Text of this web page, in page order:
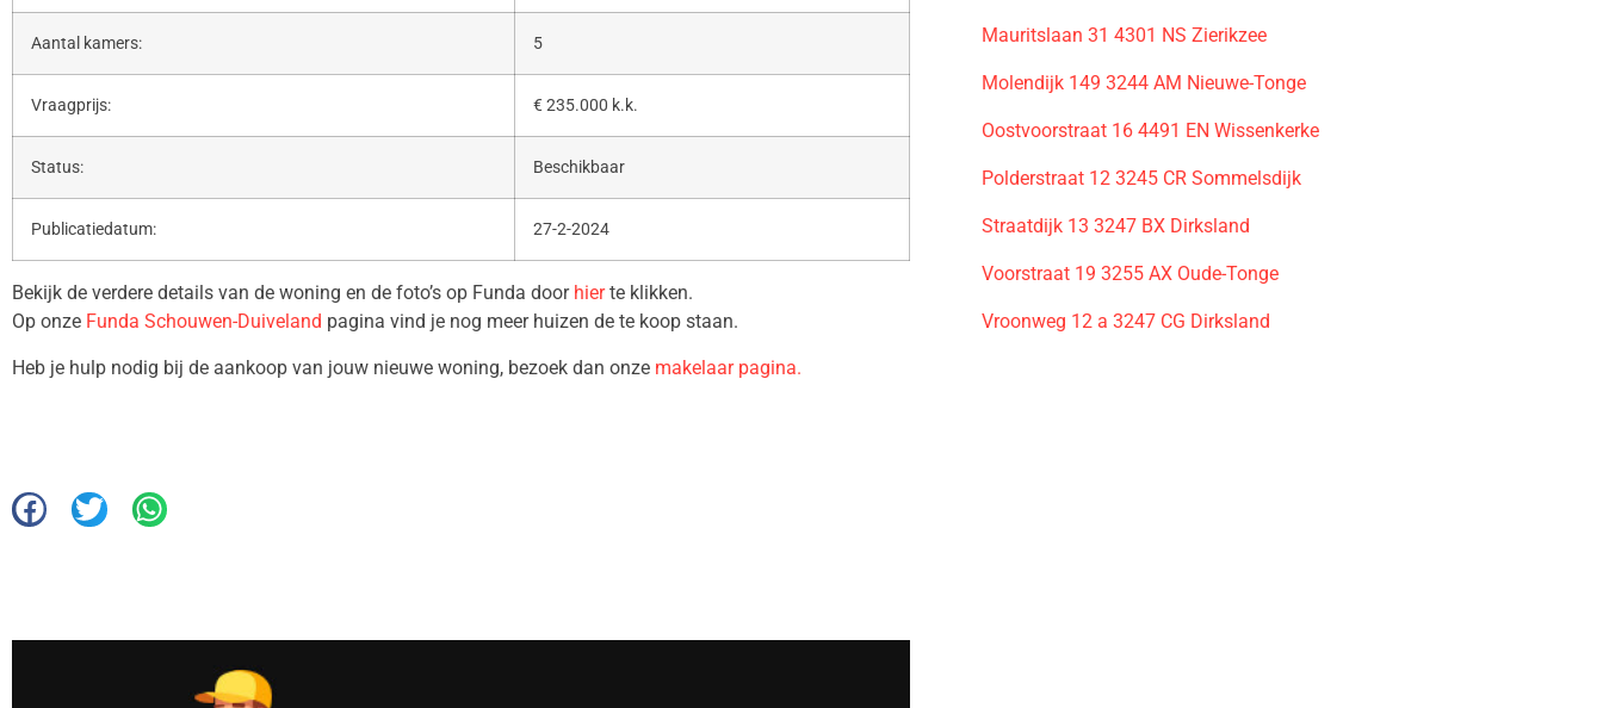
Aantal kamers: 5
Vraagprijs: € 235.000 k.k.
Status: Beschikbaar
Publicatiedatum: 27-2-2024
Bekijk de verdere details van de woning en de foto’s op Funda door hierte klikken.
Op onze Funda Schouwen-Duiveland pagina vind je nog meer huizen de te koop staan.
Heb je hulp nodig bij de aankoop van jouw nieuwe woning, bezoek dan onze makelaar pagina.
Mauritslaan 31 4301 NS Zierikzee
Molendijk 149 3244 AM Nieuwe-Tonge
Oostvoorstraat 16 4491 EN Wissenkerke
Polderstraat 12 3245 CR Sommelsdijk
Straatdijk 13 3247 BX Dirksland
Voorstraat 19 3255 AX Oude-Tonge
Vroonweg 12 a 3247 CG Dirksland